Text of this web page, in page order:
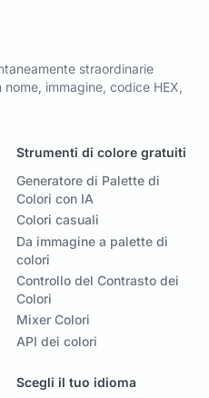
straordinarie
immagine, codice HEX,
Strumenti di colore gratuiti
Generatore di Palette di
Colori con IA
Colori casuali
Da immagine a palette di
colori
Controllo del Contrasto dei
Colori
Mixer Colori
API dei colori
Scegli il tuo idioma